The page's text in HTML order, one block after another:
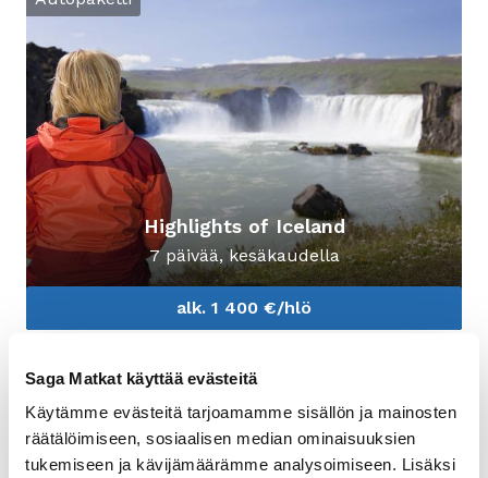
Saga Matkat käyttää evästeitä
Käytämme evästeitä tarjoamamme sisällön ja mainosten
räätälöimiseen, sosiaalisen median ominaisuuksien
tukemiseen ja kävijämäärämme analysoimiseen. Lisäksi
Highlights of Iceland
7 päivää, kesäkaudella
alk. 1 400 €/hlö
Autopaketti
Lue lisää aiheesta: Country Luxury